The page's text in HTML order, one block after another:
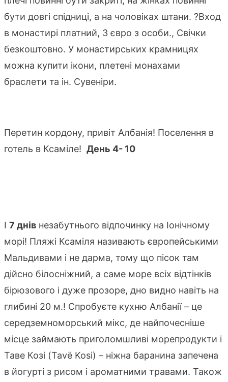
бути довгі спідниці, а на чоловіках штани. ?Вход
в монастирі платний, 3 євро з особи., Свічки
безкоштовно. У монастирських крамницях
можна купити ікони, плетені монахами
браслети та ін. Сувеніри.
Перетин кордону, привіт Албанія! Поселення в
готель в Ксаміле! День 4- 10
І 7 днів незабутнього відпочинку на Іонічному
морі! Пляжі Ксаміля називають європейськими
Мальдивами і не дарма, тому що пісок там
дійсно білосніжний, а саме море всіх відтінків
бірюзового і дуже прозоре, дно видно навіть на
глибині 20 м.! Спробуєте кухню Албанії – це
середземноморський мікс, де найпочесніше
місце займають приголомшливі морепродукти і
Таве Козі (Tavë Kosi) – ніжна баранина запечена
в йогурті з рисом і ароматними травами. Також